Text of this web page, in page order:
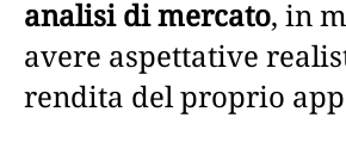
analisi di mercato, in
avere aspettative
rendita del proprio